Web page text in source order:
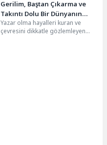
Gerilim, Baştan Çıkarma ve
Takıntı Dolu Bir Dünyanın
Kapıları Aralanıyor
Yazar olma hayalleri kuran ve
çevresini dikkatle gözlemleyen